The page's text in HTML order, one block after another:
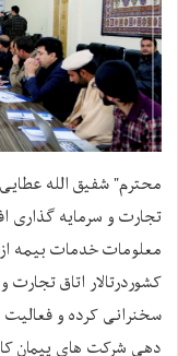
محترم" شفیق الله
تجارت و سرمایه گذاری
معلومات خدمات بیمه
کشوردرتالار اتاق تجارت
سخنرانی کرده و
دهی شرکت های پیمان